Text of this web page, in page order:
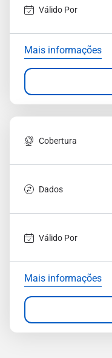
Válido Por
Mais informações
Cobertura
Dados
Válido Por
Mais informações